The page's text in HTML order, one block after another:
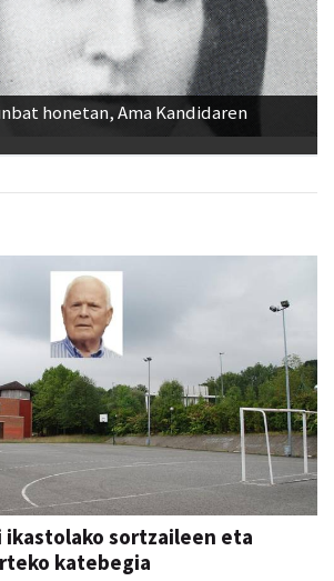
honetan, Ama Kandidaren
ikastolako sortzaileen eta
katebegia